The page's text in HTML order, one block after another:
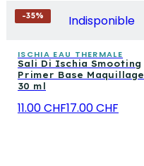
-35% Indisponible
ISCHIA EAU THERMALE
Sali Di Ischia Smooting
Primer Base Maquillage
30 ml
11.00 CHF17.00 CHF